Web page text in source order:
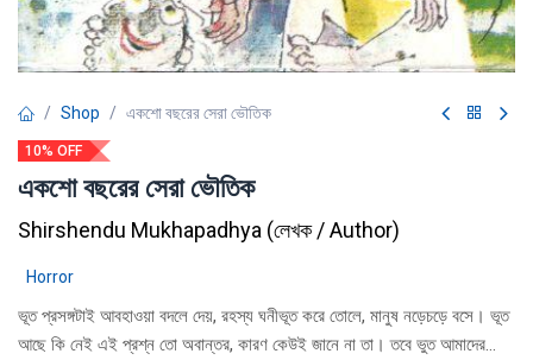
Shop একশো বছরের সেরা ভৌতিক
10% OFF
একশো বছরের সেরা ভৌতিক
Shirshendu Mukhapadhya (লেখক / Author)
Horror
ভূত প্রসঙ্গটাই আবহাওয়া বদলে দেয়, রহস্য ঘনীভূত করে তোলে, মানুষ নড়েচড়ে বসে। ভূত
আছে কি নেই এই প্রশ্ন তো অবান্তর, কারণ কেউই জানে না তা। তবে ভুত আমাদের